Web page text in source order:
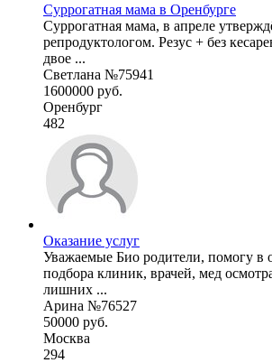
Суррогатная мама в Оренбурге
Суррогатная мама, в апреле
репродуктологом. Резус + без
двое ...
Светлана №75941
1600000 руб.
Оренбург
482
Оказание услуг
Уважаемые Био родители, помогу в
подбора клиник, врачей, мед
лишних ...
Арина №76527
50000 руб.
Москва
294